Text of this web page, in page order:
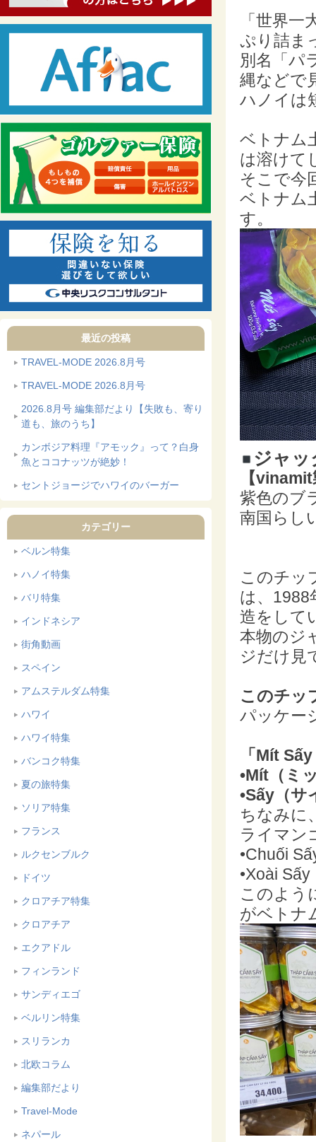
最近の投稿
TRAVEL-MODE 2026.8月号
TRAVEL-MODE 2026.8月号
2026.8月号 編集部だより【失敗も、寄り
道も、旅のうち】
カンボジア料理『アモック』って？白身
魚とココナッツが絶妙！
セントジョージでハワイのバーガー
カテゴリー
ベルン特集
ハノイ特集
バリ特集
インドネシア
街角動画
スペイン
アムステルダム特集
ハワイ
ハワイ特集
バンコク特集
夏の旅特集
ソリア特集
フランス
ルクセンブルク
ドイツ
クロアチア特集
クロアチア
エクアドル
フィンランド
サンディエゴ
ベルリン特集
スリランカ
北欧コラム
編集部だより
Travel-Mode
ネパール
「世界
ぷり詰ま
別名「パ
縄などで
ハノイは
ベトナム
は溶けて
そこで今
ベトナム
す。
ジャッ
【
紫色のブ
南国らし
このチッ
は、 1988
造をして
本物のジ
ジだけ見
このチッ
パッケー
「Mít
•Mít（ミ
•Sấy（サ
ちなみに
ライマン
•Chuối
•Xoài
このよう
がベトナ